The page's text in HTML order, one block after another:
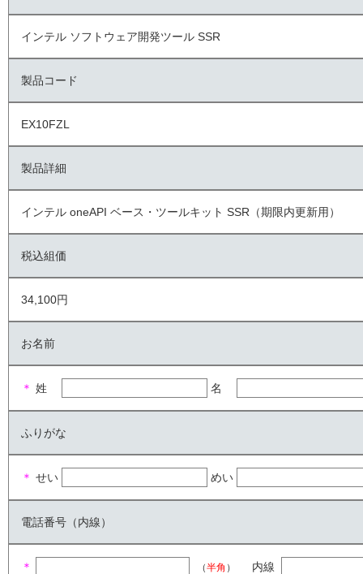
インテル ソフトウェア開発ツール SSR
製品コード
EX10FZL
製品詳細
インテル oneAPI ベース・ツールキット SSR（期限内更新用）
税込組価
34,100円
お名前
＊ 姓 名
ふりがな
＊ せい めい
電話番号（内線）
＊ （半角 ） 内線